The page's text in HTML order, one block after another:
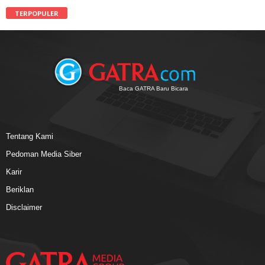
TERPOPULER
Baca GATRA Baru Bicara
Tentang Kami
Pedoman Media Siber
Karir
Beriklan
Disclaimer